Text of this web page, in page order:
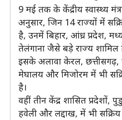
9 मई तक के केंद्रीय स्वास्थ्य
अनुसार, जिन 14 राज्यों में
है, उनमें बिहार, आंध्र प्रदेश,
तेलंगाना जैसे बड़े राज्य शामिल
इसके अलावा केरल, छत्तीसगढ़,
मेघालय और मिजोरम में भी
है।
वहीं तीन केंद्र शासित प्रदेशों,
हवेली और लद्दाख, में भी